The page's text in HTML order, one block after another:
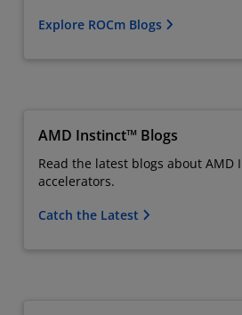
Explore ROCm Blogs
AMD Instinct™ Blogs
Read the latest blogs about AMD
accelerators.
Catch the Latest